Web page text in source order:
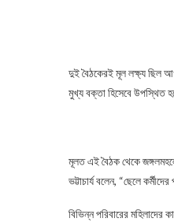
দুই বৈঠকেরই মূল লক্ষ্য ছিল
মুখ্য বক্তা হিসেবে উপস্থিত
মূলত এই বৈঠক থেকে
ভট্টাচার্য বলেন, “ছেলে
বিভিন্ন পরিবারের